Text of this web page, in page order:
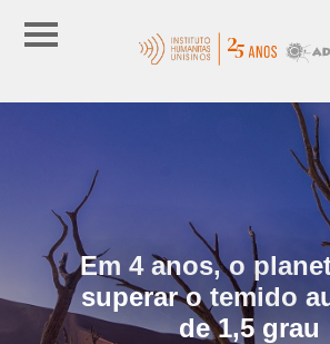
Em 4 anos, o
superar o temido
de 1,5 grau